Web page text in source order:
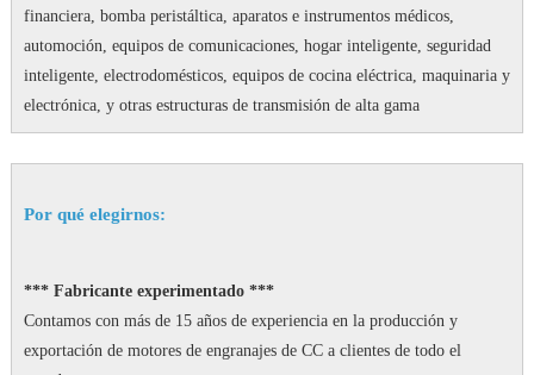
financiera, bomba peristáltica, aparatos e instrumentos médicos,
automoción, equipos de comunicaciones, hogar inteligente, seguridad
inteligente, electrodomésticos, equipos de cocina eléctrica, maquinaria y
electrónica, y otras estructuras de transmisión de alta gama
Por qué elegirnos:
*** Fabricante experimentado ***
Contamos con más de 15 años de experiencia en la producción y
exportación de motores de engranajes de CC a clientes de todo el